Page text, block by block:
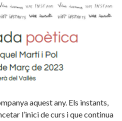
aquest any. Els instants,
l’inici de curs i que continua